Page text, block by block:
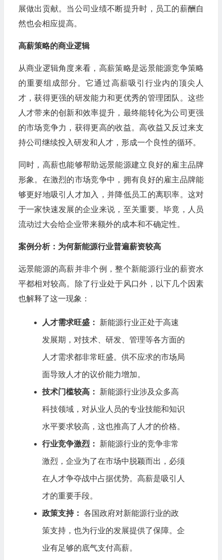
展做出贡献。当公司业绩不断提升时，员工的薪酬自
然也会相应提高。
高薪策略的商业逻辑
从商业逻辑角度来看，高薪策略是远景能源竞争策略
的重要组成部分。它通过高薪吸引行业内的顶尖人
才，获得更强的研发能力和更优秀的管理团队。这些
人才带来的创新和效率提升，最终能转化为公司更强
的市场竞争力，获得更高的收益。高收益又反过来支
持公司继续投入研发和人才，形成一个良性的循环。
同时，高薪也能够帮助远景能源建立良好的雇主品牌
形象。在激烈的市场竞争中，拥有良好的雇主品牌能
够更好地吸引人才加入，并降低员工的离职率。这对
于一家快速发展的企业来说，至关重要。毕竟，人员
流动过大会给企业带来额外的成本和不确定性。
案例分析：为何新能源行业普遍薪资较高
远景能源的高薪并非个例，整个新能源行业的薪资水
平都相对较高。除了行业处于风口外，以下几个因素
也解释了这一现象：
人才需求旺盛： 新能源行业正处于高速
发展期，对技术、研发、管理等各方面的
人才需求都非常旺盛。供不应求的市场局
面导致人才的议价能力增加。
技术门槛较高： 新能源行业涉及众多高
科技领域，对从业人员的专业技能和知识
水平要求较高，这也推高了人才的价格。
行业竞争激烈： 新能源行业的竞争非常
激烈，企业为了在市场中脱颖而出，必须
在人才争夺战中占据优势。高薪是吸引人
才的重要手段。
政策支持： 各国政府对新能源行业的政
策支持，也为行业的发展提供了保障。企
业有足够的底气支付高薪。